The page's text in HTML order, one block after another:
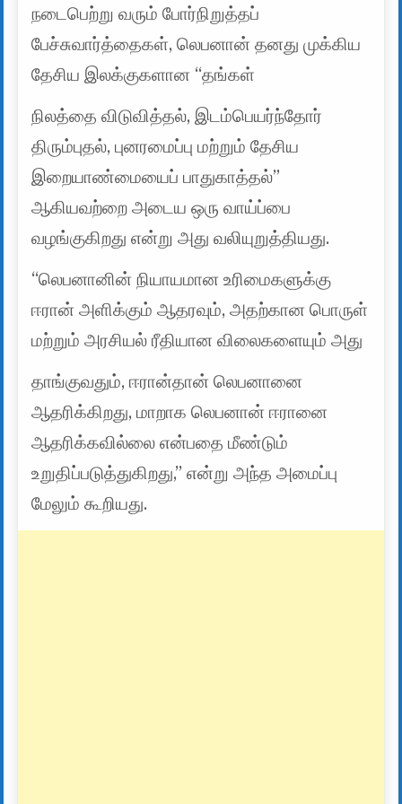
நடைபெற்று வரும் போர்நிறுத்தப்
பேச்சுவார்த்தைகள், லெபனான் தனது முக்கிய
தேசிய இலக்குகளான “தங்கள்
நிலத்தை விடுவித்தல், இடம்பெயர்ந்தோர்
திரும்புதல், புனரமைப்பு மற்றும் தேசிய
இறையாண்மையைப் பாதுகாத்தல்”
ஆகியவற்றை அடைய ஒரு வாய்ப்பை
வழங்குகிறது என்று அது வலியுறுத்தியது.
“லெபனானின் நியாயமான உரிமைகளுக்கு
ஈரான் அளிக்கும் ஆதரவும், அதற்கான பொருள்
மற்றும் அரசியல் ரீதியான விலைகளையும் அது
தாங்குவதும், ஈரான்தான் லெபனானை
ஆதரிக்கிறது, மாறாக லெபனான் ஈரானை
ஆதரிக்கவில்லை என்பதை மீண்டும்
உறுதிப்படுத்துகிறது,” என்று அந்த அமைப்பு
மேலும் கூறியது.